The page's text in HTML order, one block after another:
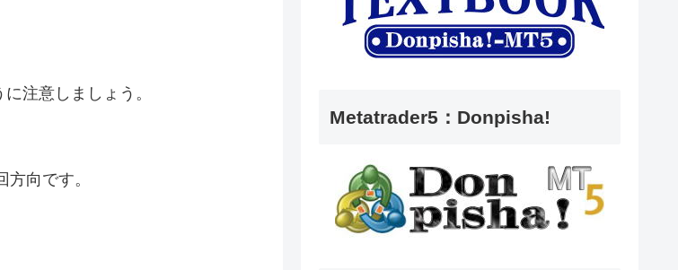
注意しましょう。
向です。
Metatrader5：Donpisha!